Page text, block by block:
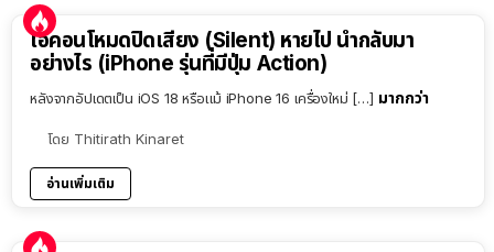
ไอคอนโหมดปิดเสียง (Silent) หายไป นำกลับมา
อย่างไร (iPhone รุ่นที่มีปุ่ม Action)
หลังจากอัปเดตเป็น iOS 18 หรือแม้ iPhone 16 เครื่องใหม่ […] มากกว่า
โดย Thitirath Kinaret
อ่านเพิ่มเติม